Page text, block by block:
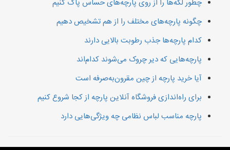
چطور لکه‌ها را از روی پارچه‌های حساس پاک کنیم
چگونه پارچه‌های مختلف را از هم تشخیص دهیم
کدام پارچه‌ها جذب رطوبت بالایی دارند
پارچه‌هایی که دیر چروک می‌شوند کدام‌اند
آیا خرید پارچه از چین مقرون‌به‌صرفه است
برای راه‌اندازی فروشگاه آنلاین پارچه از کجا شروع کنیم
پارچه مناسب لباس نظامی چه ویژگی‌هایی دارد